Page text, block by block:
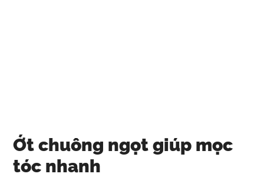
Ớt chuông ngọt giúp mọc
tóc nhanh